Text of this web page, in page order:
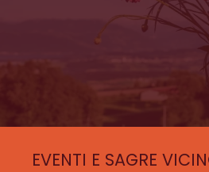
EVENTI E SAGRE